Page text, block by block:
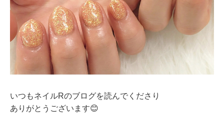
いつもネイルRのブログを読んでくださり
ありがとうございます😊